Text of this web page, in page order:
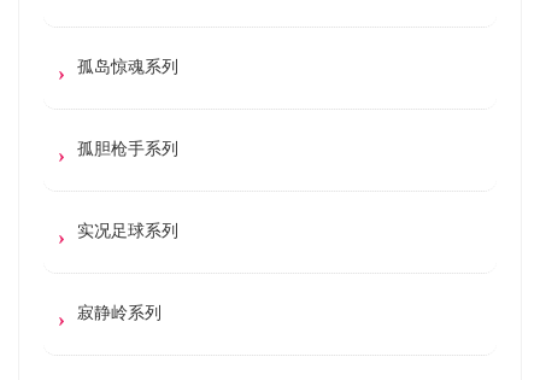
孤岛惊魂系列
孤胆枪手系列
实况足球系列
寂静岭系列